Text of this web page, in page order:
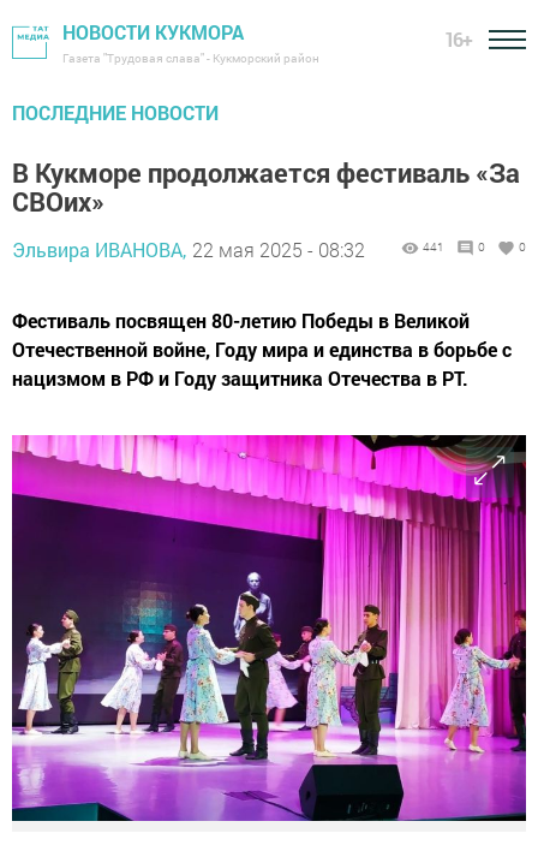
НОВОСТИ КУКМОРА
Газета "Трудовая слава" - Кукморский район
16+
ПОСЛЕДНИЕ НОВОСТИ
В Кукморе продолжается фестиваль «За
СВОих»
Эльвира ИВАНОВА, 22 мая 2025 - 08:32 441 0 0
Фестиваль посвящен 80-летию Победы в Великой
Отечественной войне, Году мира и единства в борьбе с
нацизмом в РФ и Году защитника Отечества в РТ.